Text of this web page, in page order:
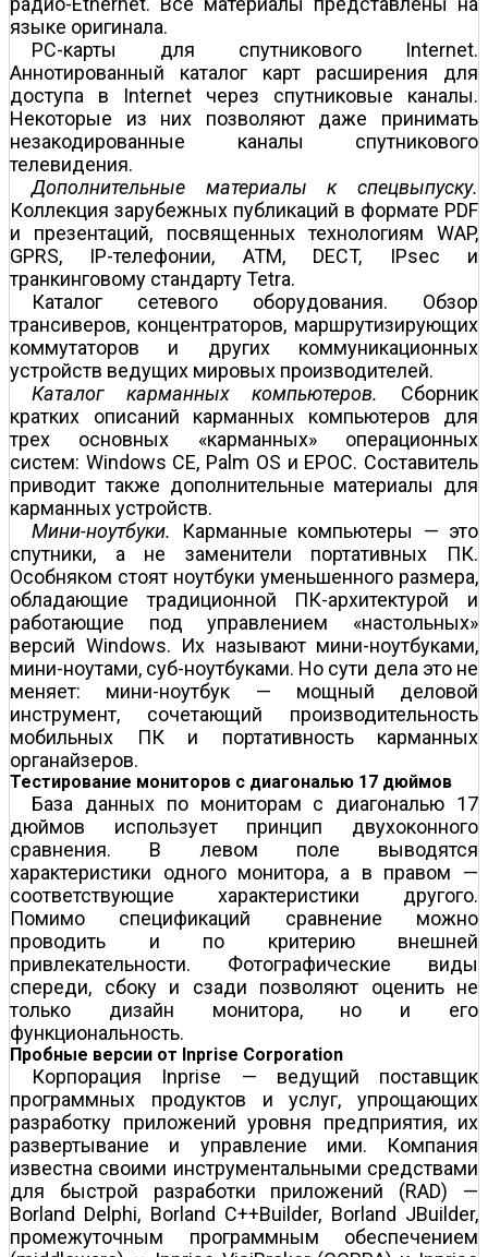
языке оригинала.
PC-карты для спутникового Internet.
Аннотированный каталог карт расширения для
доступа в Internet через спутниковые каналы.
Некоторые из них позволяют даже принимать
незакодированные каналы спутникового
телевидения.
Дополнительные материалы к спецвыпуску.
Коллекция зарубежных публикаций в формате PDF
и презентаций, посвященных технологиям WAP,
GPRS, IP-телефонии, ATM, DECT, IPsec и
транкинговому стандарту Tetra.
Каталог сетевого оборудования. Обзор
трансиверов, концентраторов, маршрутизирующих
коммутаторов и других коммуникационных
устройств ведущих мировых производителей.
Каталог карманных компьютеров.
Сборник
кратких описаний карманных компьютеров для
трех основных «карманных» операционных
систем: Windows CE, Palm OS и EPOC. Составитель
приводит также дополнительные материалы для
карманных устройств.
Мини-ноутбуки. Карманные компьютеры — это
спутники, а не заменители портативных ПК.
Особняком стоят ноутбуки уменьшенного размера,
обладающие традиционной ПК-архитектурой и
работающие под управлением «настольных»
версий Windows. Их называют мини-ноутбуками,
мини-ноутами, суб-ноутбуками. Но сути дела это не
меняет: мини-ноутбук — мощный деловой
инструмент, сочетающий производительность
мобильных ПК и портативность карманных
органайзеров.
Тестирование мониторов с диагональю 17 дюймов
База данных по мониторам с диагональю 17
дюймов использует принцип двухоконного
сравнения. В левом поле выводятся
характеристики одного монитора, а в правом —
соответствующие характеристики другого.
Помимо спецификаций сравнение можно
проводить и по критерию внешней
привлекательности. Фотографические виды
спереди, сбоку и сзади позволяют оценить не
только дизайн монитора, но и его
функциональность.
Пробные версии от Inprise Corporation
Корпорация Inprise — ведущий поставщик
программных продуктов и услуг, упрощающих
разработку приложений уровня предприятия, их
развертывание и управление ими. Компания
известна своими инструментальными средствами
для быстрой разработки приложений (RAD) —
Borland Delphi, Borland C++Builder, Borland JBuilder,
промежуточным программным обеспечением